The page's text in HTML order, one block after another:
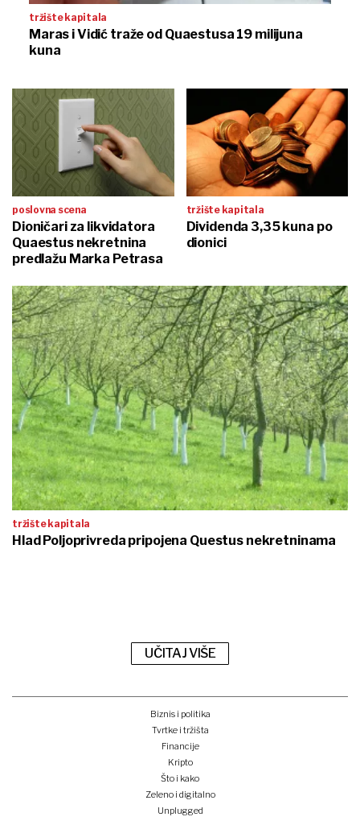
tržište kapitala
Maras i Vidić traže od Quaestusa 19 milijuna
kuna
poslovna scena
Dioničari za likvidatora
Quaestus nekretnina
predlažu Marka Petrasa
tržište kapitala
Dividenda 3,35 kuna po
dionici
tržište kapitala
Hlad Poljoprivreda pripojena Questus nekretninama
UČITAJ VIŠE
Biznis i politika
Tvrtke i tržišta
Financije
Kripto
Što i kako
Zeleno i digitalno
Unplugged